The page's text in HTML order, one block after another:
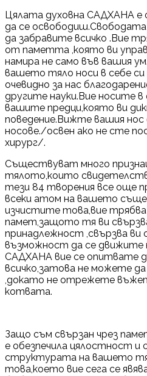
Цялата духовна САДХАНА е
да се освободиш.Свободата
да забравите всичко .Вие
от паметта ,която ви
намира не само във вашия
вашето тяло носи в себе
очевидно за нас
другите науки.Вие носите
вашите предци,която ви
поведение.Вижте вашия
носове./освен ако не сте
хирург/.
Съществуват много
тялото,които
тези 84 творения все още
всеки атом на вашето
изчистите това,вие
памет,защото тя ви
принадлежност ,свързва ви
възможност да се движите
САДХАНА вие се опитвате
всичко,затова не можете
,докато не отрежете
котвата.
Защо съм свързан чрез
е обезпечила цялостност и
структурата на вашето
това,което вие сега се